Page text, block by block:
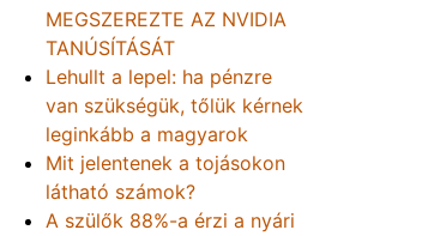
MEGSZEREZTE AZ NVIDIA
TANÚSÍTÁSÁT
Lehullt a lepel: ha pénzre
van szükségük, tőlük kérnek
leginkább a magyarok
Mit jelentenek a tojásokon
látható számok?
A szülők 88%-a érzi a nyári